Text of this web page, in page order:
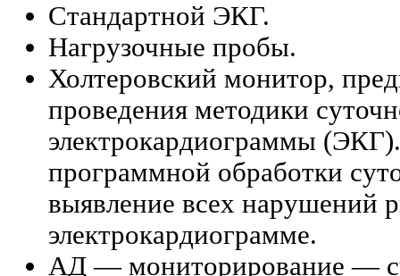
Стандартной ЭКГ.
Нагрузочные пробы.
Холтеровский монитор,
проведения методики
электрокардиограммы
программной обработки
выявление всех нарушений
электрокардиограмме.
АД — мониторирование —